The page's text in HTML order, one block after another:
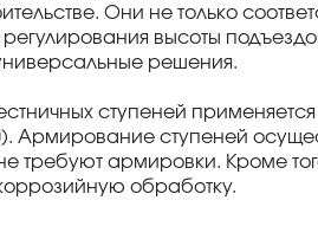
Они не только
регулирования высоты
решения.
ступеней
Армирование ступеней
требуют армировки. Кроме
обработку.